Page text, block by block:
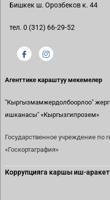
Бишкек ш. Орозбеков к. 44
тел. 0 (312) 66-29-52
Агенттике караштуу мекемелер
"Кыргызмамжердолбоорлоо"
ишканасы" «Кыргызгипрозем»
Государственное учреждение по
«Госкортаграфия»
Коррупцияга каршы иш-